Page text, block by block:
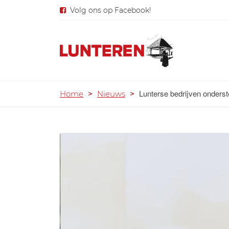
Volg ons op Facebook!
Home > Nieuws > Lunterse bedrijven